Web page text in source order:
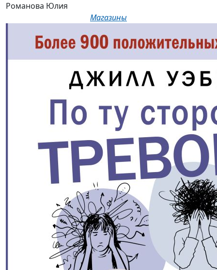
Романова Юлия
Магазины